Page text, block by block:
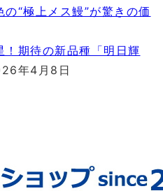
の“極上メス鰻”が驚きの価
期待の新品種「明日輝
年4月8日